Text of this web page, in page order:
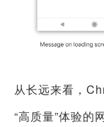
从长远来看，
“高质量”体验的